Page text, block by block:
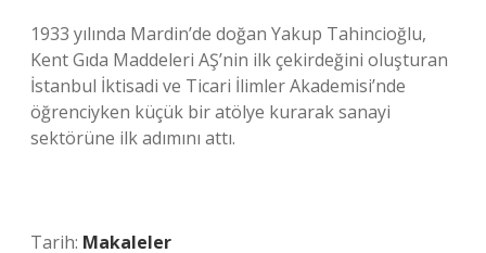
1933 yılında Mardin’de doğan Yakup Tahincioğlu,
Kent Gıda Maddeleri AŞ’nin ilk çekirdeğini oluşturan
İstanbul İktisadi ve Ticari İlimler Akademisi’nde
öğrenciyken küçük bir atölye kurarak sanayi
sektörüne ilk adımını attı.
Tarih: Makaleler